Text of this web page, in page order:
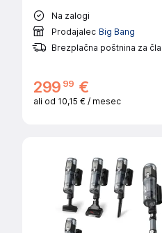
Na zalogi
Prodajalec Big Bang
Brezplačna poštnina za
299 99 €
ali od 10,15 € / mesec